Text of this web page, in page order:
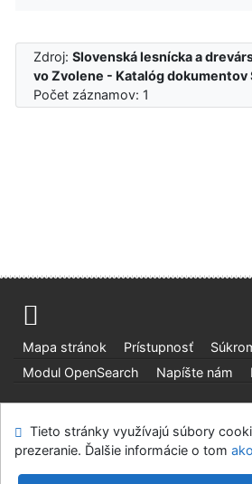
Zdroj:Slovenská lesnícka a
vo Zvolene - Katalóg dokumentov
Počet záznamov: 1
Mapa stránok Prístupnosť
Modul OpenSearch
Napíšte nám
univerzite vo Zvolene
©1993-2026
IPAC v.4.8.63a -
Tieto stránky využívajú súbory
prezeranie. Ďalšie informácie o tom